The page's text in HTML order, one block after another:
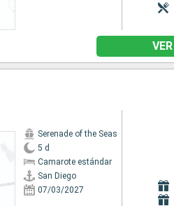
Serenade of the Seas
5 d
Camarote estándar
San Diego
07/03/2027